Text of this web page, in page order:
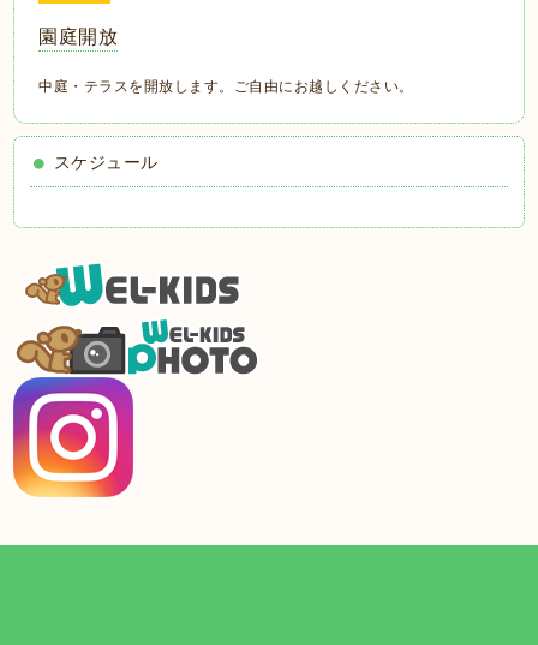
園庭開放
中庭・テラスを開放します。ご自由にお越しください。
スケジュール